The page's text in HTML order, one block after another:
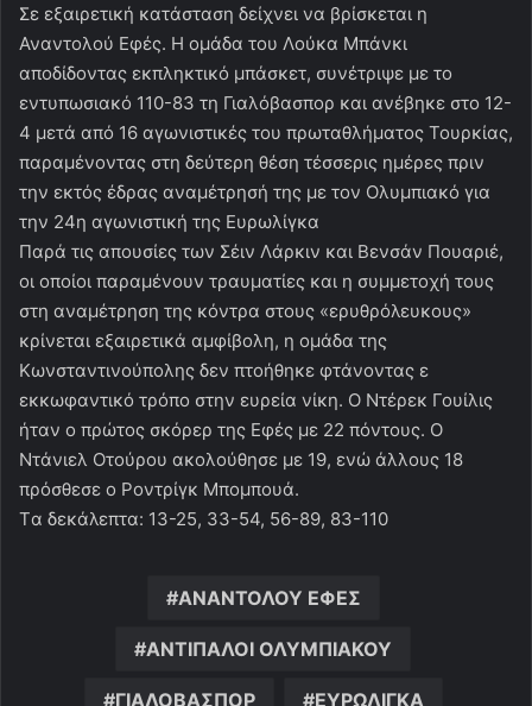
Σε εξαιρετική κατάσταση δείχνει να βρίσκεται η
Αναντολού Εφές. Η ομάδα του Λούκα Μπάνκι
αποδίδοντας εκπληκτικό μπάσκετ, συνέτριψε με το
εντυπωσιακό 110-83 τη Γιαλόβασπορ και ανέβηκε στο 12-
4 μετά από 16 αγωνιστικές του πρωταθλήματος Τουρκίας,
παραμένοντας στη δεύτερη θέση τέσσερις ημέρες πριν
την εκτός έδρας αναμέτρησή της με τον Ολυμπιακό για
την 24η αγωνιστική της Ευρωλίγκα
Παρά τις απουσίες των Σέιν Λάρκιν και Βενσάν Πουαριέ,
οι οποίοι παραμένουν τραυματίες και η συμμετοχή τους
στη αναμέτρηση της κόντρα στους «ερυθρόλευκους»
κρίνεται εξαιρετικά αμφίβολη, η ομάδα της
Κωνσταντινούπολης δεν πτοήθηκε φτάνοντας ε
εκκωφαντικό τρόπο στην ευρεία νίκη. Ο Ντέρεκ Γουίλις
ήταν ο πρώτος σκόρερ της Εφές με 22 πόντους. Ο
Ντάνιελ Οτούρου ακολούθησε με 19, ενώ άλλους 18
πρόσθεσε ο Ροντρίγκ Μπομπουά.
Tα δεκάλεπτα: 13-25, 33-54, 56-89, 83-110
ΑΝΑΝΤΟΛΟΥ ΕΦΕΣ
ΑΝΤΙΠΑΛΟΙ ΟΛΥΜΠΙΑΚΟΥ
ΓΙΑΛΟΒΑΣΠΟΡ ΕΥΡΩΛΙΓΚΑ